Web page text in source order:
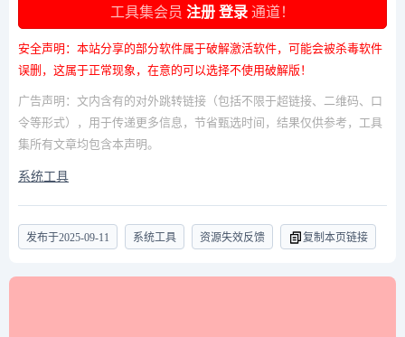
工具集会员 注册 登录 通道！
安全声明：本站分享的部分软件属于破解激活软件，可能会被杀毒软件
误删，这属于正常现象，在意的可以选择不使用破解版！
广告声明：文内含有的对外跳转链接（包括不限于超链接、二维码、口
令等形式），用于传递更多信息，节省甄选时间，结果仅供参考，工具
集所有文章均包含本声明。
系统工具
发布于2025-09-11 系统工具 资源失效反馈 复制本页链接